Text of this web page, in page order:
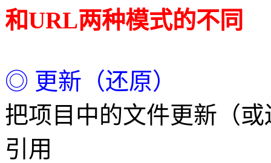
和URL两种模式的不同
◎ 更新（还原）
把项目中的文件更新（
引用